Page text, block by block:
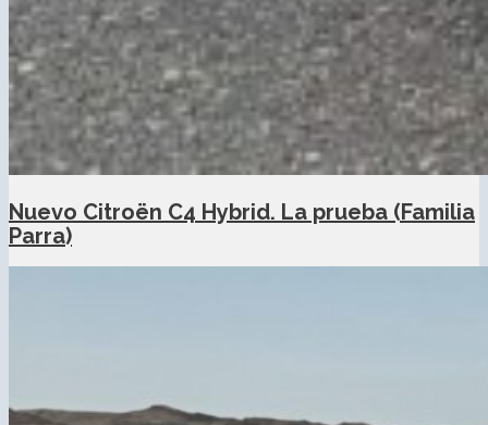
Nuevo Citroën C4 Hybrid. La prueba (Familia
Parra)